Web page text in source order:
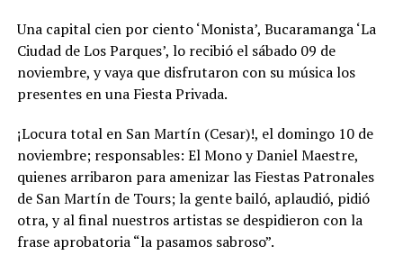
Una capital cien por ciento ‘Monista’, Bucaramanga ‘La
Ciudad de Los Parques’, lo recibió el sábado 09 de
noviembre, y vaya que disfrutaron con su música los
presentes en una Fiesta Privada.
¡Locura total en San Martín (Cesar)!, el domingo 10 de
noviembre; responsables: El Mono y Daniel Maestre,
quienes arribaron para amenizar las Fiestas Patronales
de San Martín de Tours; la gente bailó, aplaudió, pidió
otra, y al final nuestros artistas se despidieron con la
frase aprobatoria “la pasamos sabroso”.